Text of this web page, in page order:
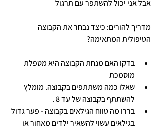
אבל אני יכול להשתפר עם תרגול
מדריך להורים: כיצד נבחר את הקבוצה
הטיפולית המתאימה?
בדקו האם מנחת הקבוצה היא מטפלת
מוסמכת
שאלו כמה משתתפים בקבוצה. מומלץ
להשתתף בקבוצה של עד 8 .
בררו מה טווח הגילאים בקבוצה - פער גדול
בגילאים עשוי להשאיר ילדים מאחור או